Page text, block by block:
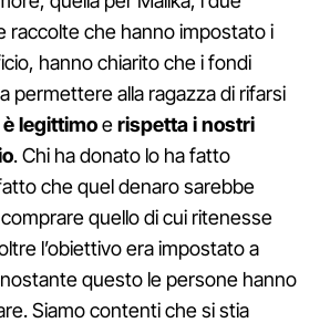
raccolte che hanno impostato i
hanno chiarito che i fondi
permettere alla ragazza di rifarsi
è legittimoerispetta i nostri
. Chi ha donato lo ha fatto
che quel denaro sarebbe
quello di cui ritenesse
l’obiettivo era impostato a
questo le persone hanno
Siamo contenti che si stia